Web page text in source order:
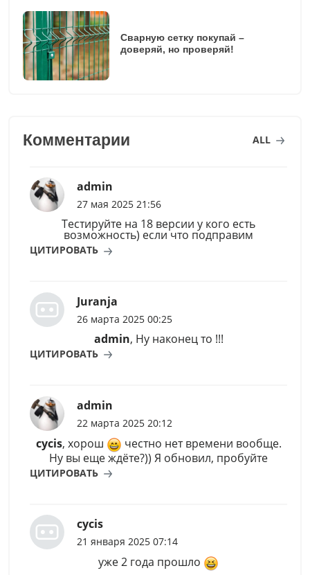
Сварную сетку покупай –
доверяй, но проверяй!
Комментарии ALL
admin
27 мая 2025 21:56
Тестируйте на 18 версии у кого есть
возможность) если что подправим
ЦИТИРОВАТЬ
Juranja
26 марта 2025 00:25
admin, Ну наконец то !!!
ЦИТИРОВАТЬ
admin
22 марта 2025 20:12
cycis, хорош
честно нет времени вообще.
Ну вы еще ждёте?)) Я обновил, пробуйте
ЦИТИРОВАТЬ
cycis
21 января 2025 07:14
уже 2 года прошло